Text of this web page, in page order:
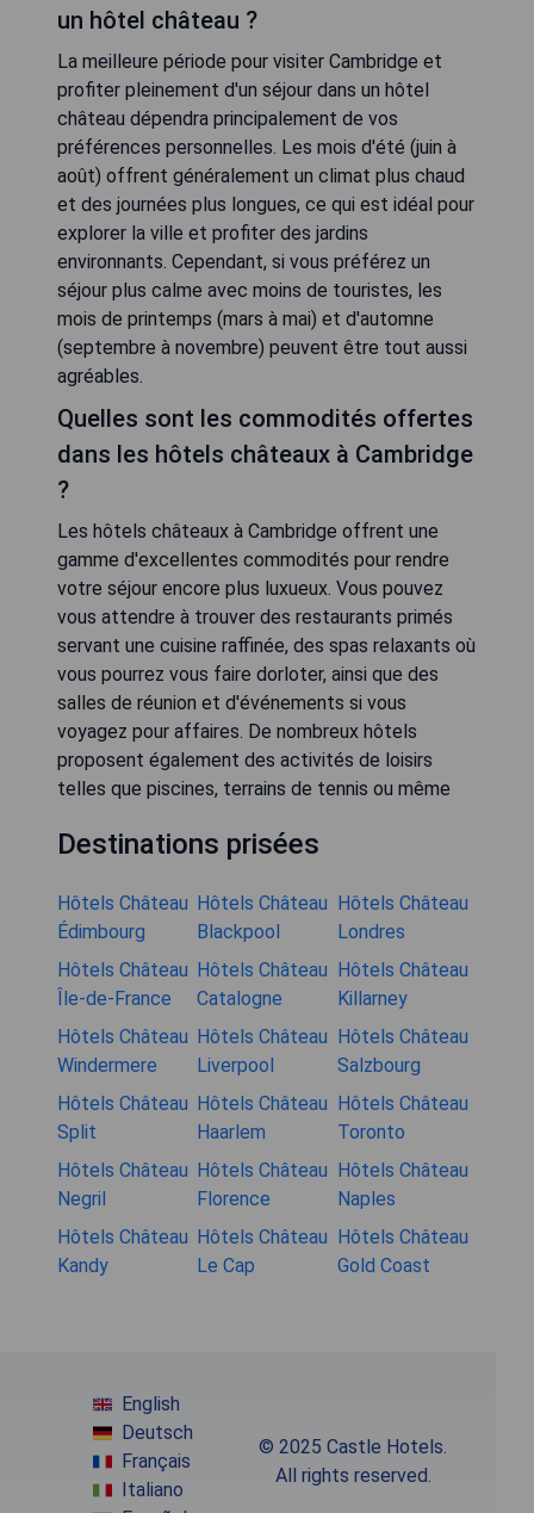
un hôtel château ?
La meilleure période pour visiter Cambridge et
profiter pleinement d'un séjour dans un hôtel
château dépendra principalement de vos
préférences personnelles. Les mois d'été (juin à
août) offrent généralement un climat plus chaud
et des journées plus longues, ce qui est idéal pour
explorer la ville et profiter des jardins
environnants. Cependant, si vous préférez un
séjour plus calme avec moins de touristes, les
mois de printemps (mars à mai) et d'automne
(septembre à novembre) peuvent être tout aussi
agréables.
Quelles sont les commodités offertes
dans les hôtels châteaux à Cambridge
?
Les hôtels châteaux à Cambridge offrent une
gamme d'excellentes commodités pour rendre
votre séjour encore plus luxueux. Vous pouvez
vous attendre à trouver des restaurants primés
servant une cuisine raffinée, des spas relaxants où
vous pourrez vous faire dorloter, ainsi que des
salles de réunion et d'événements si vous
voyagez pour affaires. De nombreux hôtels
proposent également des activités de loisirs
telles que piscines, terrains de tennis ou même
Destinations prisées
Hôtels Château
Édimbourg
Hôtels Château
Blackpool
Hôtels Château
Londres
Hôtels Château
Île-de-France
Hôtels Château
Catalogne
Hôtels Château
Killarney
Hôtels Château
Windermere
Hôtels Château
Liverpool
Hôtels Château
Salzbourg
Hôtels Château
Split
Hôtels Château
Haarlem
Hôtels Château
Toronto
Hôtels Château
Negril
Hôtels Château
Florence
Hôtels Château
Naples
Hôtels Château
Kandy
Hôtels Château
Le Cap
Hôtels Château
Gold Coast
English
Deutsch
Français
Italiano
© 2025 Castle Hotels.
All rights reserved.